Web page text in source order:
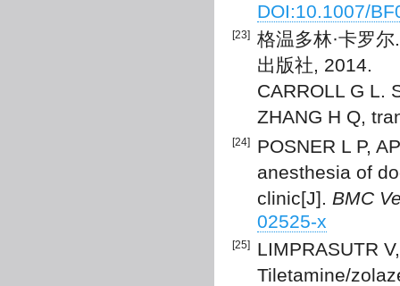
DOI:10.1007/
[23]
格温多林·卡罗
出版社, 2014.
CARROLL G L.
ZHANG H Q,
[24]
POSNER L P,
anesthesia of
clinic[J]. BMC
02525-x
[25]
LIMPRASUTR
Tiletamine/